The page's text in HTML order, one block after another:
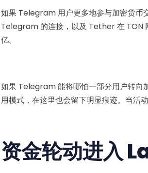
如果 Telegram 用户更多地参与加密货币
Telegram 的连接，以及 Tether 在 TON
亿。
如果 Telegram 能将哪怕一部分用户转向
用模式，在这里也会留下明显痕迹。当活
资金轮动进入